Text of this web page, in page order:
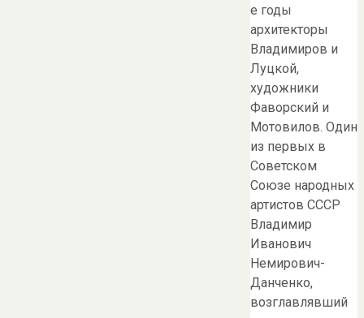
е годы
архитекторы
Владимиров и
Луцкой,
художники
Фаворский и
Мотовилов. Один
из первых в
Советском
Союзе народных
артистов СССР
Владимир
Иванович
Немирович-
Данченко,
возглавлявший